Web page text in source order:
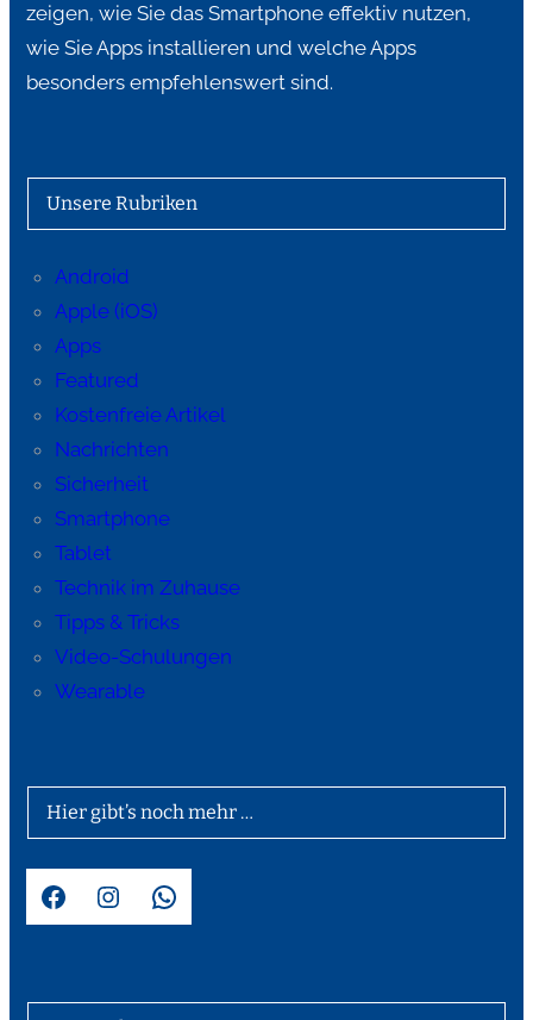
zeigen, wie Sie das Smartphone effektiv nutzen,
wie Sie Apps installieren und welche Apps
besonders empfehlenswert sind.
Unsere Rubriken
Android
Apple (iOS)
Apps
Featured
Kostenfreie Artikel
Nachrichten
Sicherheit
Smartphone
Tablet
Technik im Zuhause
Tipps & Tricks
Video-Schulungen
Wearable
Hier gibt’s noch mehr …
Facebook Instagram WhatsApp